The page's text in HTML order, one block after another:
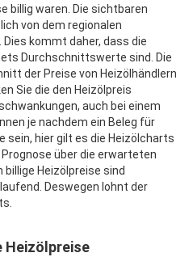
billig waren. Die sichtbaren
von dem regionalen
Dies kommt daher, dass die
Durchschnittswerte sind. Die
der Preise von Heizölhändlern
Sie die den Heizölpreis
auch bei einem
je nachdem ein Beleg für
sein, hier gilt es die Heizölcharts
über die erwarteten
billige Heizölpreise sind
Deswegen lohnt der
Heizölpreise